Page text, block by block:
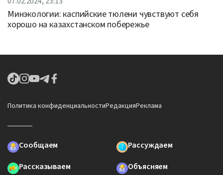
Минэкологии: каспийские тюлени чувствуют себя
хорошо на казахстанском побережье
Политика конфиденциальностиРедакцияРеклама
Сообщаем
Рассуждаем
Рассказываем
Объясняем